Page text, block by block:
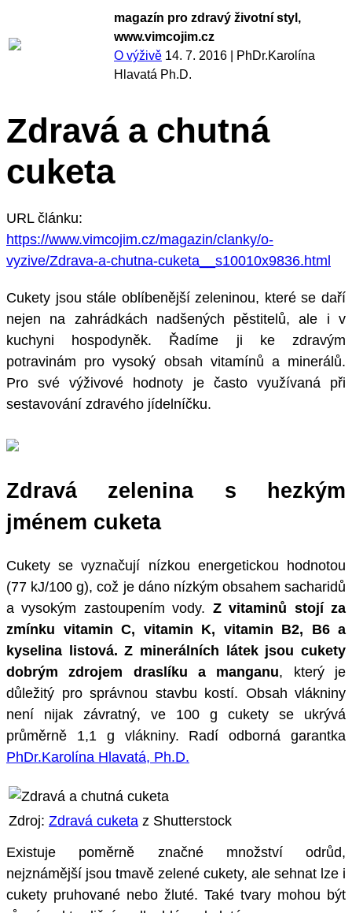
magazín pro zdravý životní styl,
www.vimcojim.cz
O výživě 14. 7. 2016
PhDr.Karolína
Hlavatá Ph.D.
Zdravá a chutná
cuketa
URL článku:
https://www.vimcojim.cz/magazin/clanky/o-
vyzive/Zdrava-a-chutna-cuketa__s10010x9836.html
Cukety jsou stále oblíbenější zeleninou, které se daří
nejen na zahrádkách nadšených pěstitelů, ale i v
kuchyni hospodyněk. Řadíme ji ke zdravým
potravinám pro vysoký obsah vitamínů a minerálů.
Pro své výživové hodnoty je často využívaná při
sestavování zdravého jídelníčku.
Zdravá zelenina s hezkým
jménem cuketa
Cukety se vyznačují nízkou energetickou hodnotou
(77 kJ/100 g), což je dáno nízkým obsahem sacharidů
a vysokým zastoupením vody. Z vitaminů stojí za
zmínku vitamin C, vitamin K, vitamin B2, B6 a
kyselina listová. Z minerálních látek jsou cukety
dobrým zdrojem draslíku a manganu, který je
důležitý pro správnou stavbu kostí. Obsah vlákniny
není nijak závratný, ve 100 g cukety se ukrývá
průměrně 1,1 g vlákniny. Radí odborná garantka
PhDr.Karolína Hlavatá, Ph.D.
Zdroj: Zdravá cuketa z Shutterstock
Existuje poměrně značné množství odrůd,
nejznámější jsou tmavě zelené cukety, ale sehnat lze i
cukety pruhované nebo žluté. Také tvary mohou být